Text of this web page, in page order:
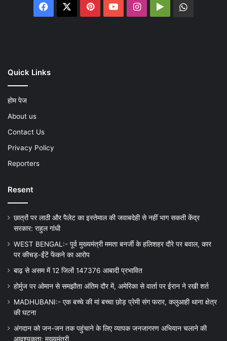
Facebook PinterestYouTubeInstagram
Google
Quick Links
होम पेज
About us
Contact Us
Privacy Policy
Reporters
Resent
छात्रों पर लाठी और पैलेट का इस्तेमाल की जवाबदेही से नहीं भाग सकती केंद्र
सरकार: राहुल गांधी
WEST BENGAL:- पूर्व मुख्यमंत्री ममता बनर्जी के हलिशहर दौरे पर बवाल, कार
पर कीचड़-ईंटें फेंकने का आरोप
बाढ़ से असम में 12 जिलों 147376 आबादी प्रभावित
होर्मुज पर ओमान से समझौता अंतिम दौर में, अमेरिका से वार्ता पर ईरान ने रखी शर्त
MADHUBANI:- एक बच्चे की मां बच्चा छोड़ प्रेमी संग फरार, कलुआही थाना क्षेत्र
की घटना
अंगदान को जन-जन तक पहुंचाने के लिए व्यापक जनजागरण अभियान चलाने की
आवश्यकता: मुख्यमंत्री